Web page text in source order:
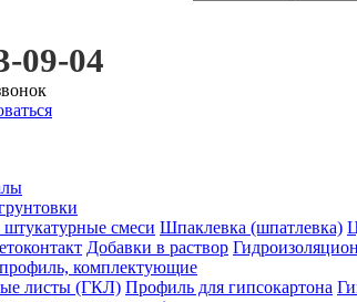
09-04
смеси Шпаклевка (шпатлевка)
Добавки в раствор
комплектующие
листы (ГКЛ) Профиль для гипсокартона